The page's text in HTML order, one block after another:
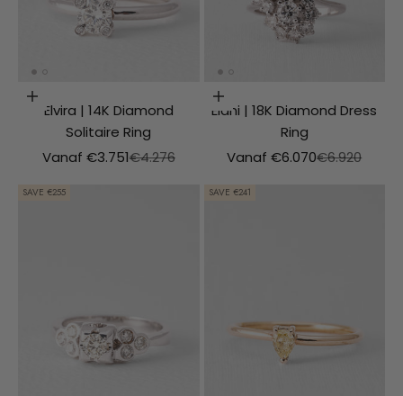
Choosing options
Elvira | 14K Diamond
Solitaire Ring
Aanbiedingsprijs
Vanaf €3.751Normale prijs
€4.276
Choosing options
Elani | 18K Diamond Dress
Ring
Aanbiedingsprijs
Vanaf €6.070Normale prijs
€6.920
SAVE €255 SAVE €241